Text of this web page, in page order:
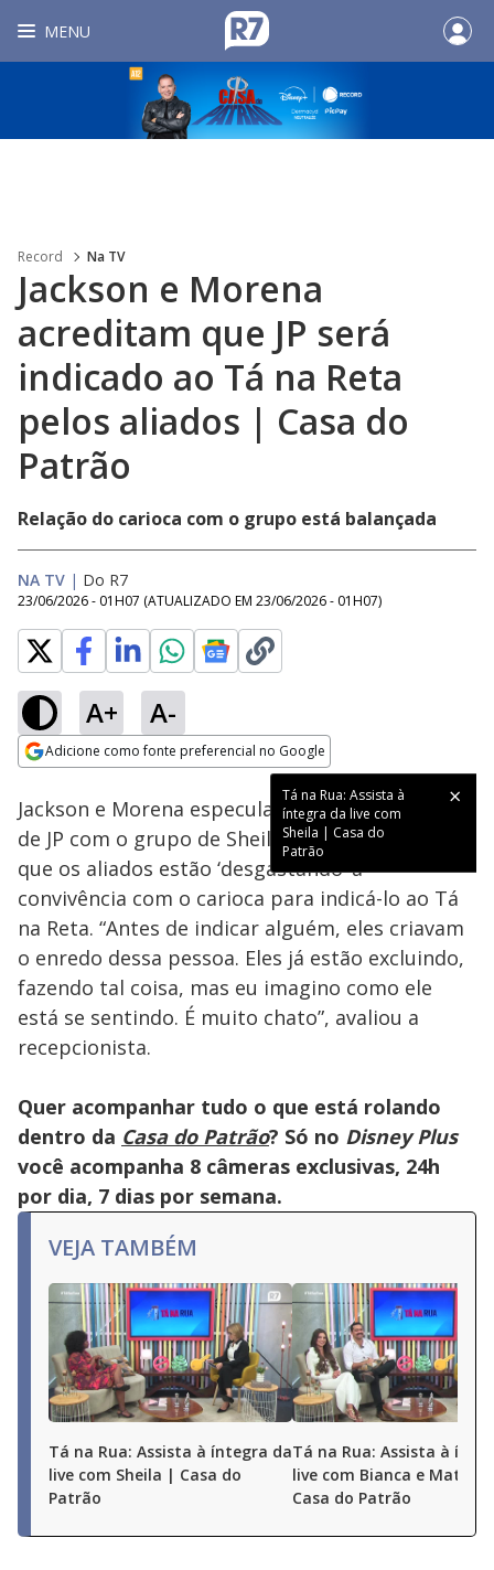
MENU
Record Na TV
Jackson e Morena
acreditam que JP será
indicado ao Tá na Reta
pelos aliados | Casa do
Patrão
Relação do carioca com o grupo está balançada
NA TV | Do R7
23/06/2026 - 01H07 (ATUALIZADO EM 23/06/2026 - 01H07)
A+ A-
Adicione como fonte preferencial no Google
Tá na Rua: Assista à
íntegra da live com
Sheila | Casa do
Patrão
Ativar
Loaded
18.19%
Jackson e Morena especularam sobre a relação
de JP com o grupo de Sheila. Os dois acreditam
que os aliados estão ‘desgastando’ a
convivência com o carioca para indicá-lo ao Tá
na Reta. “Antes de indicar alguém, eles criavam
o enredo dessa pessoa. Eles já estão excluindo,
fazendo tal coisa, mas eu imagino como ele
está se sentindo. É muito chato”, avaliou a
recepcionista.
Quer acompanhar tudo o que está rolando
dentro da Casa do Patrão? Só no Disney Plus
você acompanha 8 câmeras exclusivas, 24h
por dia, 7 dias por semana.
VEJA TAMBÉM
Tá na Rua: Assista à íntegra da
live com Sheila | Casa do
Patrão
Tá na Rua: Assista à
live com Bianca e
Casa do Patrão